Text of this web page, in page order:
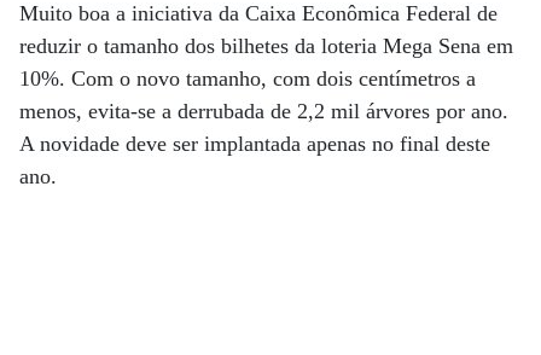
Muito boa a iniciativa da Caixa Econômica Federal de
reduzir o tamanho dos bilhetes da loteria Mega Sena em
10%. Com o novo tamanho, com dois centímetros a
menos, evita-se a derrubada de 2,2 mil árvores por ano.
A novidade deve ser implantada apenas no final deste
ano.